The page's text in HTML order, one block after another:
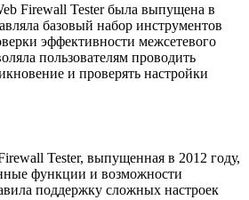
Firewall Tester была выпущена в
базовый набор инструментов
эффективности межсетевого
пользователям проводить
и проверять настройки
Tester, выпущенная в 2012 году,
функции и возможности
поддержку сложных настроек